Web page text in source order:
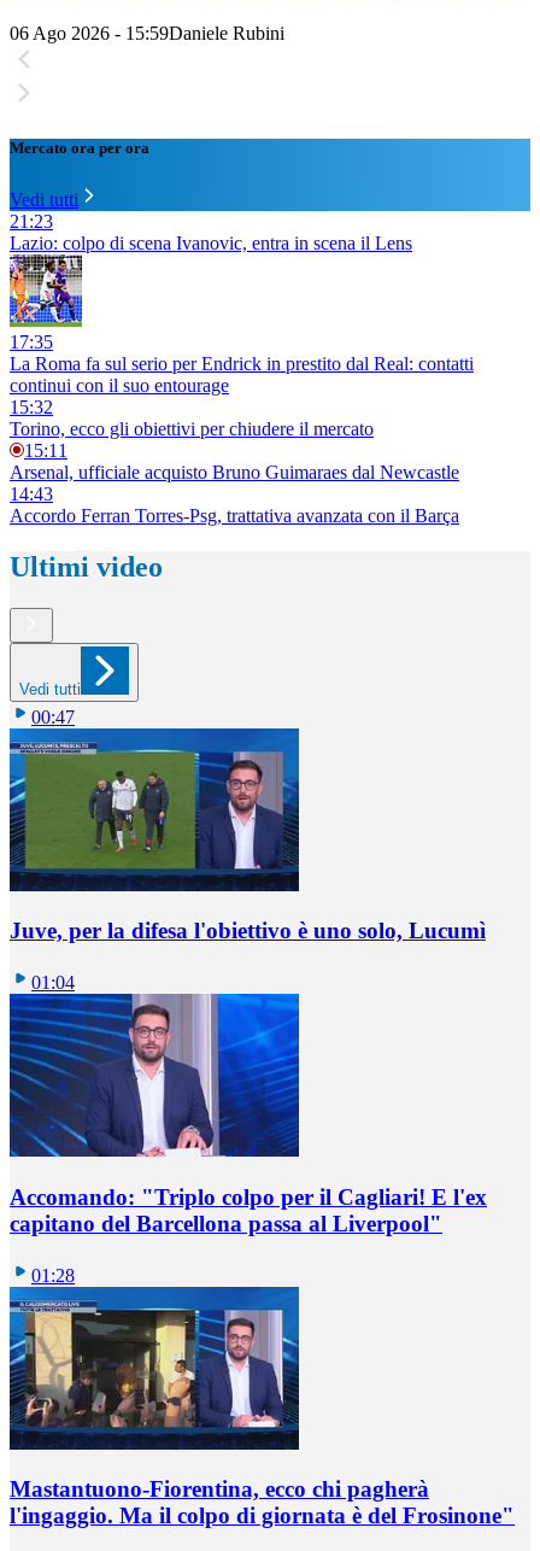
06 Ago 2026 - 15:59Daniele Rubini
Mercato ora per ora
Vedi tutti
21:23
Lazio: colpo di scena Ivanovic, entra in scena il Lens
17:35
La Roma fa sul serio per Endrick in prestito dal Real: contatti
continui con il suo entourage
15:32
Torino, ecco gli obiettivi per chiudere il mercato
15:11
Arsenal, ufficiale acquisto Bruno Guimaraes dal Newcastle
14:43
Accordo Ferran Torres-Psg, trattativa avanzata con il Barça
Ultimi video
Vedi tutti
00:47
Juve, per la difesa l'obiettivo è uno solo, Lucumì
01:04
Accomando: "Triplo colpo per il Cagliari! E l'ex
capitano del Barcellona passa al Liverpool"
01:28
Mastantuono-Fiorentina, ecco chi pagherà
l'ingaggio. Ma il colpo di giornata è del Frosinone"